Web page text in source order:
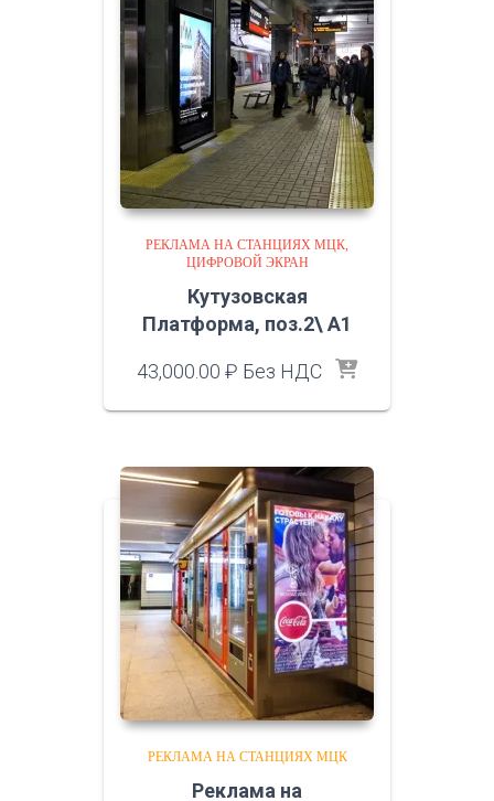
РЕКЛАМА НА СТАНЦИЯХ МЦК
ЦИФРОВОЙ ЭКРАН
Кутузовская
Платформа, поз.2\ A1
43,000.00 ₽ Без НДС
РЕКЛАМА НА СТАНЦИЯХ МЦК
Реклама на